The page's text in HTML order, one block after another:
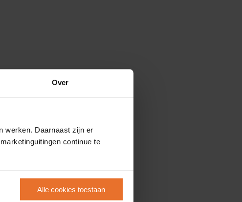
Over
werken. Daarnaast zijn er
continue te
Alle cookies toestaan